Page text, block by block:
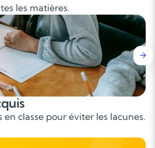
les matières.
devoirs et le temps d’étude.